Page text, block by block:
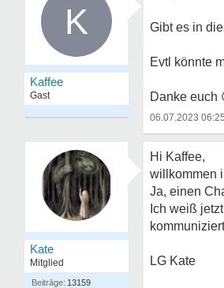
K
Kaffee
Gast
Gibt es in
Evtl könnte
Danke euch
06.07.2023 06:25
Kate
Mitglied
13159
Hi Kaffee,
willkommen
Ja, einen
Ich weiß
LG Kate